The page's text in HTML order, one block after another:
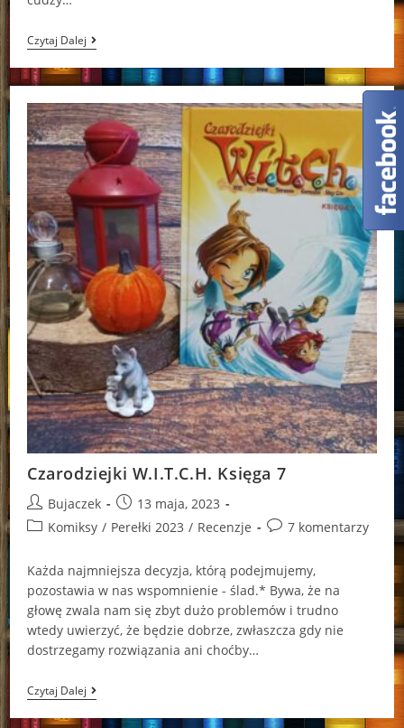
Czytaj DalejFinal
Girls.
Ostatnie
Ocalałe
Hendrix
Czarodziejki W.I.T.C.H. Księga 7
Post
author:
Bujaczek
Post
published:
13 maja, 2023
PostKomiksy / Perełki 2023 / Recenzje
Post7 komentarzy
Każda najmniejsza decyzja, którą podejmujemy,
pozostawia w nas wspomnienie - ślad.* Bywa, że na
głowę zwala nam się zbyt dużo problemów i trudno
wtedy uwierzyć, że będzie dobrze, zwłaszcza gdy nie
dostrzegamy rozwiązania ani choćby…
Czytaj DalejCzarodziejki
W.I.T.C.H.
Księga